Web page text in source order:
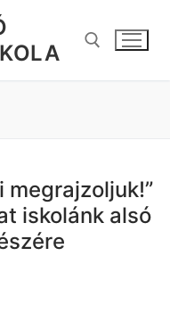
megrajzoljuk!”
iskolánk alsó